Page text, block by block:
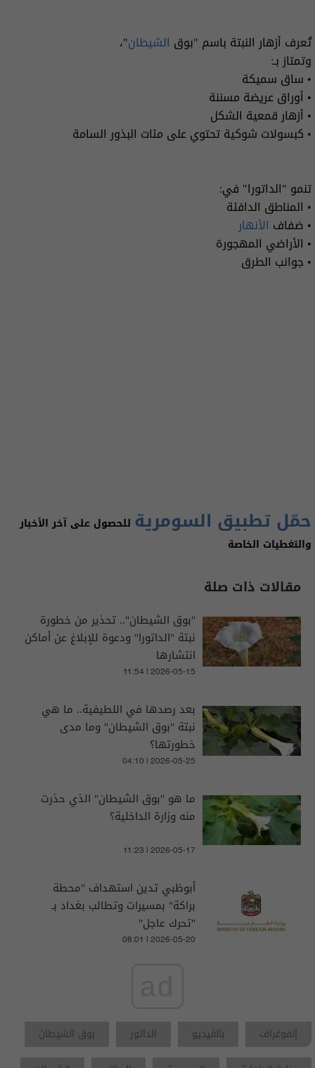
تُعرف أزهار النبتة باسم "بوق الشيطان"،
وتمتاز بـ:
• ساق سميكة
• أوراق عريضة مسننة
• أزهار قمعية الشكل
• كبسولات شوكية تحتوي على مئات البذور السامة
تنمو "الداتورا" في:
• المناطق الدافئة
• ضفاف الأنهار
• الأراضي المهجورة
• جوانب الطرق
حمّل تطبيق السومرية للحصول على آخر الأخبار
والتغطيات الخاصة
مقالات ذات صلة
"بوق الشيطان".. تحذير من خطورة
نبتة "الداتورا" ودعوة للإبلاغ عن أماكن
انتشارها
11:54 | 2026-05-15
بعد رصدها في اللطيفية.. ما هي
نبتة "بوق الشيطان" وما مدى
خطورتها؟
04:10 | 2026-05-25
ما هو "بوق الشيطان" الذي حذرت
منه وزارة الداخلية؟
11:23 | 2026-05-17
أبوظبي تدين استهداف "محطة
براكة" بمسيرات وتطالب بغداد بـ
"تحرك عاجل"
08:01 | 2026-05-20
إنفوغراف بالفيديو الداتور
بوق الشيطان